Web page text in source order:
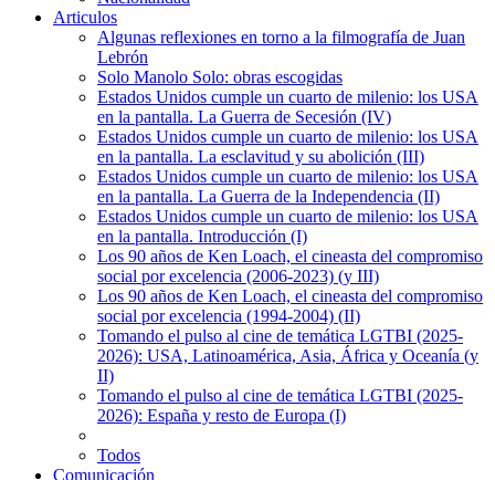
Articulos
Algunas reflexiones en torno a la filmografía de Juan
Lebrón
Solo Manolo Solo: obras escogidas
Estados Unidos cumple un cuarto de milenio: los USA
en la pantalla. La Guerra de Secesión (IV)
Estados Unidos cumple un cuarto de milenio: los USA
en la pantalla. La esclavitud y su abolición (III)
Estados Unidos cumple un cuarto de milenio: los USA
en la pantalla. La Guerra de la Independencia (II)
Estados Unidos cumple un cuarto de milenio: los USA
en la pantalla. Introducción (I)
Los 90 años de Ken Loach, el cineasta del compromiso
social por excelencia (2006-2023) (y III)
Los 90 años de Ken Loach, el cineasta del compromiso
social por excelencia (1994-2004) (II)
Tomando el pulso al cine de temática LGTBI (2025-
2026): USA, Latinoamérica, Asia, África y Oceanía (y
II)
Tomando el pulso al cine de temática LGTBI (2025-
2026): España y resto de Europa (I)
Todos
Comunicación